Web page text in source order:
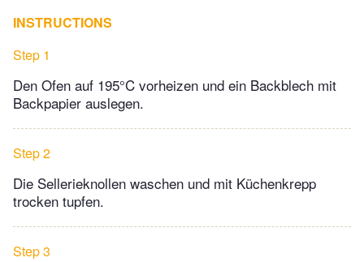
INSTRUCTIONS
Step 1
Den Ofen auf 195°C vorheizen und ein Backblech mit
Backpapier auslegen.
Step 2
Die Sellerieknollen waschen und mit Küchenkrepp
trocken tupfen.
Step 3